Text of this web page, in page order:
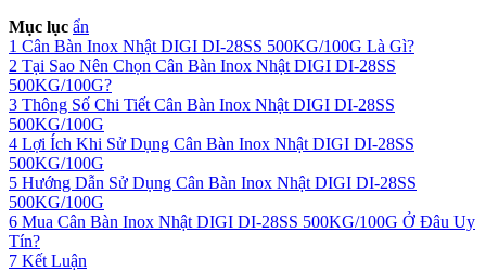
Mục lục ẩn
1 Cân Bàn Inox Nhật DIGI DI-28SS 500KG/100G Là Gì?
2 Tại Sao Nên Chọn Cân Bàn Inox Nhật DIGI DI-28SS
500KG/100G?
3 Thông Số Chi Tiết Cân Bàn Inox Nhật DIGI DI-28SS
500KG/100G
4 Lợi Ích Khi Sử Dụng Cân Bàn Inox Nhật DIGI DI-28SS
500KG/100G
5 Hướng Dẫn Sử Dụng Cân Bàn Inox Nhật DIGI DI-28SS
500KG/100G
6 Mua Cân Bàn Inox Nhật DIGI DI-28SS 500KG/100G Ở Đâu Uy
Tín?
7 Kết Luận